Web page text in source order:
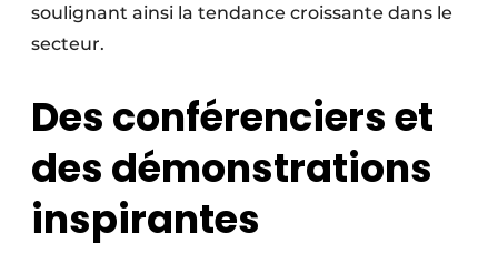
soulignant ainsi la tendance croissante dans le
secteur.
Des conférenciers et
des démonstrations
inspirantes